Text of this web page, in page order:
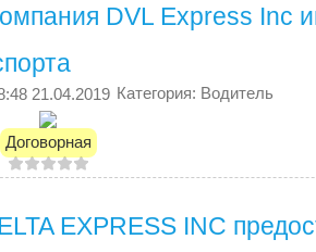
DVL Express Inc
21.04.2019 Категория: Водитель
Договорная
EXPRESS INC